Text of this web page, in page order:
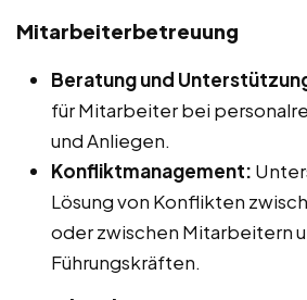
Mitarbeiterbetreuung
Beratung und
für Mitarbeiter bei
und Anliegen.
Konfliktmanagement:
Lösung von Konflikten
oder zwischen Mitarbeitern
Führungskräften.